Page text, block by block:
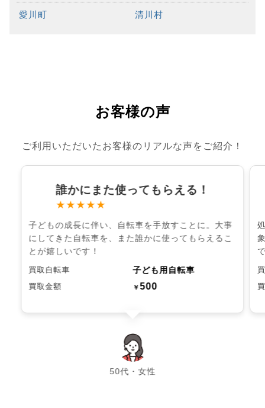
愛川町 清川村
お客様の声
ご利用いただいたお客様のリアルな声をご紹介！
誰かにまた使ってもらえる！
★★★★★
子どもの成長に伴い、自転車を手放すことに。大事
にしてきた自転車を、また誰かに使ってもらえるこ
とが嬉しいです！
買取自転車 子ども用自転車
買取金額 ￥500
50代・女性
chevron_left chevron_right